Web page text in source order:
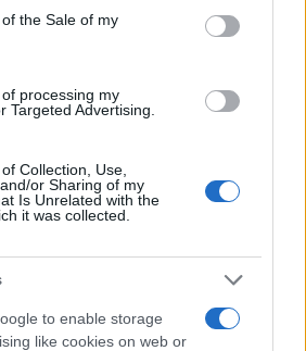
the Sale of my
processing my
Targeted Advertising.
Collection, Use,
or Sharing of my
Is Unrelated with the
it was collected.
to enable storage
like cookies on web or
Σε κινεζική… πολιορκία η
την κορυφή της